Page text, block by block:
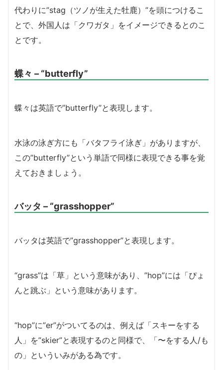
代わりに”stag（ツノが生えた牡鹿）”を頭につけるこ
とで、外国人は「クワガタ」をイメージできるとのこ
とです。
蝶々 – “butterfly”
蝶々は英語で”butterfly”と表現します。
水泳の泳ぎ方にも「バタフライ泳ぎ」がありますが、
この”butterfly”という単語で同様に表現できる事を覚
えておきましょう。
バッタ – “grasshopper”
バッタは英語で”grasshopper”と表現します。
“grass”は「草」という意味があり、”hop”には「ぴょ
んと跳ぶ」という意味があります。
“hop”に”er”がついてるのは、例えば「スキーをする
人」を”skier”と表現するのと同様で、「〜をする人/も
の」といういみがある為です。